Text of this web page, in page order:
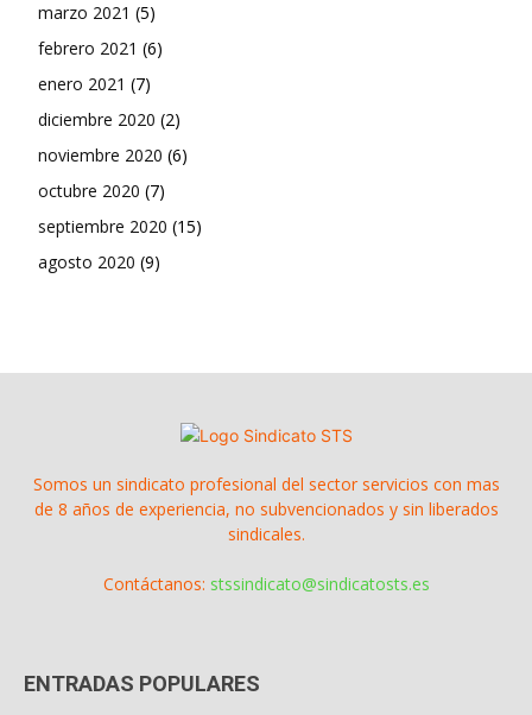
marzo 2021 (5)
febrero 2021 (6)
enero 2021 (7)
diciembre 2020 (2)
noviembre 2020 (6)
octubre 2020 (7)
septiembre 2020 (15)
agosto 2020 (9)
Somos un sindicato profesional del sector servicios con mas
de 8 años de experiencia, no subvencionados y sin liberados
sindicales.
Contáctanos: stssindicato@sindicatosts.es
ENTRADAS POPULARES